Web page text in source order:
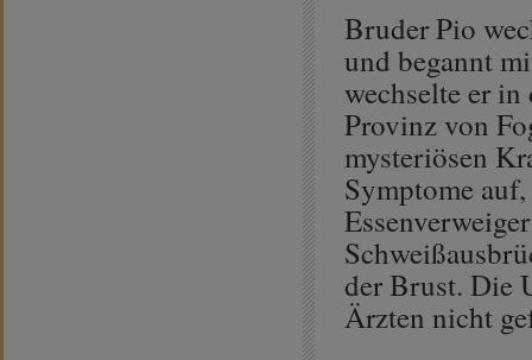
Bruder Pio
und begannt
wechselte er
Provinz von
mysteriösen
Symptome
der Brust. Die
Ärzten nicht